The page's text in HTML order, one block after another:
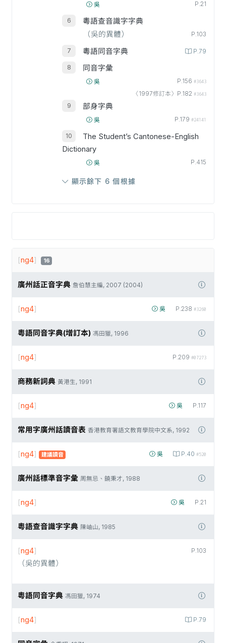
吳 P.21
粵語查音識字字典
（吳的異體）
P.103
粵語同音字典 P.79
同音字彙
吳 P.156 #3643
〈1997修訂本〉P.182 #3643
部身字典
吳 P.179 #24141
The Student’s Cantonese-English
Dictionary
吳 P.415
顯示餘下 6 個根據
[ng4] 16
廣州話正音字典 詹伯慧主編, 2007 (2004)
吳 P.238 #3260
[ng4]
粵語同音字典(增訂本) 馮田獵, 1996
P.209 #07273
[ng4]
商務新詞典 黃港生, 1991
吳 P.117
[ng4]
常用字廣州話讀音表 香港教育署語文教育學院中文系, 1992
吳 P.40 #520
[ng4] 建議讀音
廣州話標準音字彙 周無忌、饒秉才, 1988
吳 P.21
[ng4]
粵語查音識字字典 陳岫山, 1985
P.103
[ng4]
（吳的異體）
粵語同音字典 馮田獵, 1974
P.79
[ng4]